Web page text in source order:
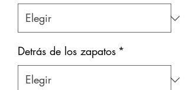
Detrás de los zapatos *